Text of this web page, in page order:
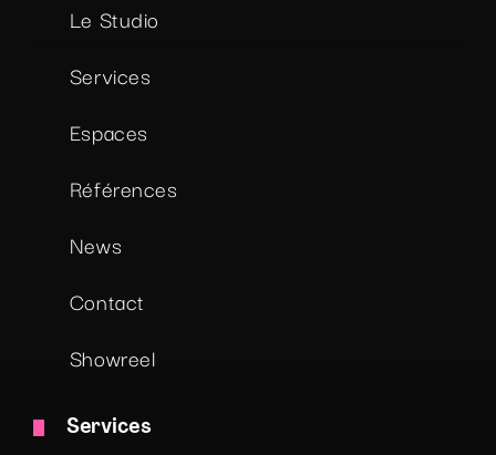
Le Studio
Services
Espaces
Références
News
Contact
Showreel
Services